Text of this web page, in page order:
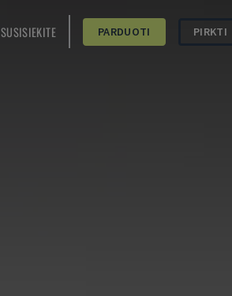
SUSISIEKITE PARDUOTI PIRKTI